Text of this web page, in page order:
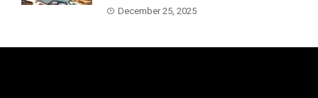
December 25, 2025